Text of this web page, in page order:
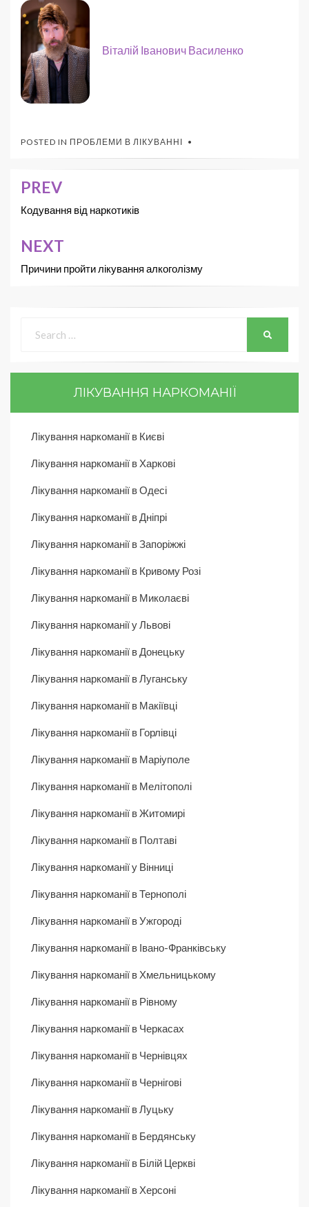
Віталій Іванович Василенко
POSTED IN ПРОБЛЕМИ В ЛІКУВАННІ
PREV
Кодування від наркотиків
NEXT
Причини пройти лікування алкоголізму
ЛІКУВАННЯ НАРКОМАНІЇ
Лікування наркоманії в Києві
Лікування наркоманії в Харкові
Лікування наркоманії в Одесі
Лікування наркоманії в Дніпрі
Лікування наркоманії в Запоріжжі
Лікування наркоманії в Кривому Розі
Лікування наркоманії в Миколаєві
Лікування наркоманії у Львові
Лікування наркоманії в Донецьку
Лікування наркоманії в Луганську
Лікування наркоманії в Макіївці
Лікування наркоманії в Горлівці
Лікування наркоманії в Маріуполе
Лікування наркоманії в Мелітополі
Лікування наркоманії в Житомирі
Лікування наркоманії в Полтаві
Лікування наркоманії у Вінниці
Лікування наркоманії в Тернополі
Лікування наркоманії в Ужгороді
Лікування наркоманії в Івано-Франківську
Лікування наркоманії в Хмельницькому
Лікування наркоманії в Рівному
Лікування наркоманії в Черкасах
Лікування наркоманії в Чернівцях
Лікування наркоманії в Чернігові
Лікування наркоманії в Луцьку
Лікування наркоманії в Бердянську
Лікування наркоманії в Білій Церкві
Лікування наркоманії в Херсоні